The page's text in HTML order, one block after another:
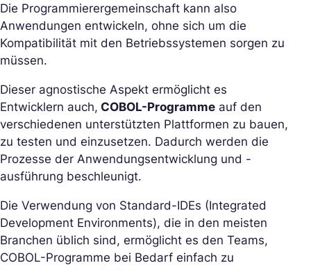
Die Programmierergemeinschaft kann also
Anwendungen entwickeln, ohne sich um die
Kompatibilität mit den Betriebssystemen sorgen zu
müssen.
Dieser agnostische Aspekt ermöglicht es
Entwicklern auch, COBOL-Programme auf den
verschiedenen unterstützten Plattformen zu bauen,
zu testen und einzusetzen. Dadurch werden die
Prozesse der Anwendungsentwicklung und -
ausführung beschleunigt.
Die Verwendung von Standard-IDEs (Integrated
Development Environments), die in den meisten
Branchen üblich sind, ermöglicht es den Teams,
COBOL-Programme bei Bedarf einfach zu